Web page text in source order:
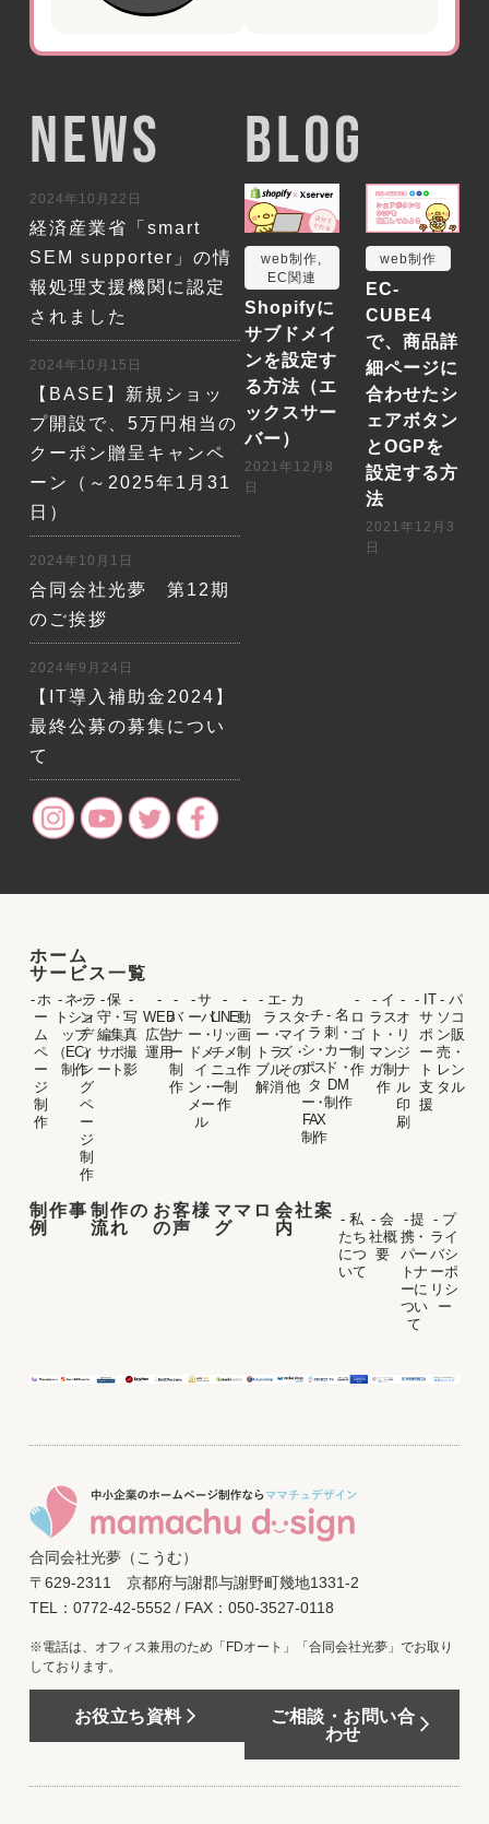
NEWS
2024年10月22日
経済産業省「smart
SEM supporter」の情
報処理支援機関に認定
されました
2024年10月15日
【BASE】新規ショッ
プ開設で、5万円相当の
クーポン贈呈キャンペ
ーン（～2025年1月31
日）
2024年10月1日
合同会社光夢 第12期
のご挨拶
2024年9月24日
【IT導入補助金2024】
最終公募の募集につい
て
BLOG
web制作
EC関連
Shopifyに
サブドメイ
ンを設定す
る方法（エ
ックスサー
バー）
2021年12月8
日
web制作
EC-
CUBE4
で、商品詳
細ページに
合わせたシ
ェアボタン
とOGPを
設定する方
法
2021年12月3
日
ホーム
サービス一覧
- ホ
ー
ム
ペ
ー
ジ
制
作
- ネッ
トショ
ップ
（EC）
制作
- ラ
ン
デ
ィ
ン
グ
ペ
ー
ジ
制
作
- 保
守・
編集
サポ
ート
-
写
真
撮
影
-
WEB
広告
運用
-
バ
ナ
ー
制
作
- サ
ーバ
ー・
ドメ
イ
ン・
メー
ル
-
LINE
リッ
チメ
ニュ
ー制
作
-
動
画
制
作
- エ
ラ
ー・
トラ
ブル
解消
- カ
スタ
マイ
ズ・
その
他
- チ
ラ
シ・
ポス
タ
ー・
FAX
制作
- 名
刺・
カー
ド・
DM
制作
-
ロ
ゴ
制
作
- イ
ラス
ト・
マン
ガ制
作
-
オ
リ
ジ
ナ
ル
印
刷
- IT
サ
ポ
ー
ト
支
援
- パ
ソコ
ン販
売・
レン
タル
制作事
例
制作の
流れ
お客様
の声
ママロ
グ
会社案
内
- 私
たち
につ
いて
- 会
社概
要
- 提
携・
パー
トナ
ーに
つい
て
- プ
ライ
バシ
ーポ
リシ
ー
合同会社光夢（こうむ）
〒629-2311 京都府与謝郡与謝野町幾地1331-2
TEL：0772-42-5552 / FAX：050-3527-0118
※電話は、オフィス兼用のため「FDオート」「合同会社光夢」でお取り
しております。
お役立ち資料
ご相談・お問い合
わせ